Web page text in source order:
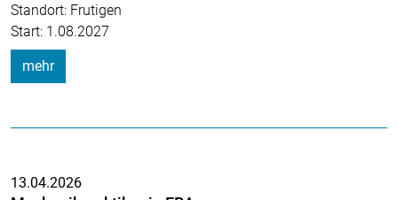
Standort: Frutigen
Start: 1.08.2027
mehr
13.04.2026